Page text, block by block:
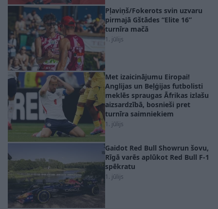
Pļaviņš/Fokerots svin uzvaru
pirmajā Gštādes “Elite 16”
turnīra mačā
1. jūlijs
Met izaicinājumu Eiropai!
Anglijas un Beļģijas futbolisti
meklēs spraugas Āfrikas izlašu
aizsardzībā, bosnieši pret
turnīra saimniekiem
1. jūlijs
Gaidot Red Bull Showrun šovu,
Rīgā varēs aplūkot Red Bull F-1
spēkratu
1. jūlijs